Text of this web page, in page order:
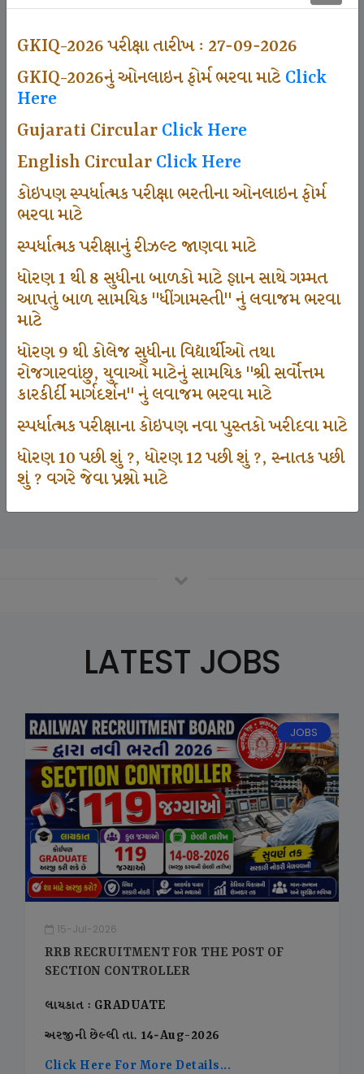
GKIQ-2026 પરીક્ષા તારીખ : 27-09-2026
GKIQ-2026નું ઓનલાઇન ફોર્મ ભરવા માટેClick
Here
Gujarati CircularClick Here
English CircularClick Here
કોઇપણ સ્પર્ધાત્મક પરીક્ષા ભરતીના ઓનલાઇન ફોર્મ
ભરવા માટે
સ્પર્ધાત્મક પરીક્ષાનું રીઝલ્ટ જાણવા માટે
ધોરણ 1 થી 8 સુધીના બાળકો માટે જ્ઞાન સાથે ગમ્મત
આપતું બાળ સામયિક "ધીંગામસ્તી" નું લવાજમ ભરવા
માટે
ધોરણ 9 થી કોલેજ સુધીના વિદ્યાર્થીઓ તથા
રોજગારવાંછુ, યુવાઓ માટેનું સામયિક "શ્રી સર્વોત્તમ
કારકીર્દી માર્ગદર્શન" નું લવાજમ ભરવા માટે
સ્પર્ધાત્મક પરીક્ષાના કોઇપણ નવા પુસ્તકો ખરીદવા માટે
ધોરણ 10 પછી શું ?, ધોરણ 12 પછી શું ?, સ્નાતક પછી
શું ? વગરે જેવા પ્રશ્નો માટે
500
Dhingamasti Subscription
671
1000
Participate School In GKIQ
125000
LATEST JOBS
JOBS
15-Jul-2026
RRB RECRUITMENT FOR THE POST OF
SECTION CONTROLLER
લાયકાત : GRADUATE
અરજીની છેલ્લી તા. 14-Aug-2026
Click Here For More Details...